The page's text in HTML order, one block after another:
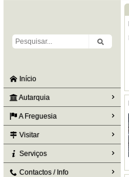
Início
Autarquia
A Freguesia
Visitar
Serviços
Contactos / Info